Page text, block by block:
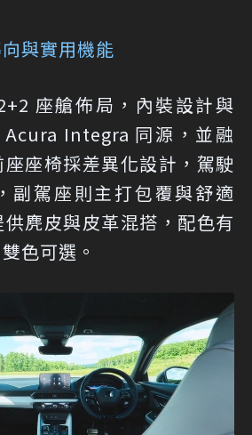
與實用機能
座艙佈局，內裝設計與
Integra 同源，並融
座椅採差異化設計，駕駛
副駕座則主打包覆與舒適
麂皮與皮革混搭，配色有
色可選。